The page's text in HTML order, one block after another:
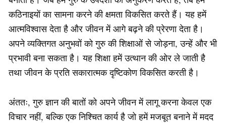
कठिनाइयों का सामना करने की क्षमता विकसित करते हैं। यह हमें
आत्मविश्वास देता है और जीवन में आगे बढ़ने की प्रेरणा देता है।
अपने व्यक्तिगत अनुभवों को गुरु की शिक्षाओं से जोड़ना, उन्हें और भी
प्रभावी बना सकता है। यह शिक्षा हमें उत्थान की ओर ले जाती है
तथा जीवन के प्रति सकारात्मक दृष्टिकोण विकसित करती है।
अंततः, गुरु ज्ञान की बातों को अपने जीवन में लागू करना केवल एक
विचार नहीं, बल्कि एक निश्चित कार्य है जो हमें मजबूत बनाने में मदद